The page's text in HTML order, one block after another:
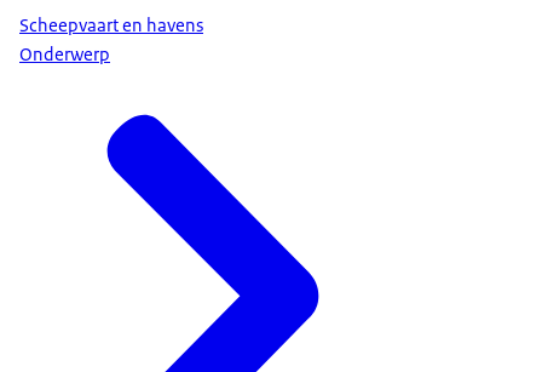
Scheepvaart en havens
Onderwerp